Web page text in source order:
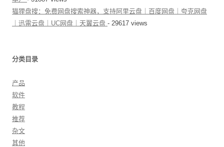
猫狸盘搜：免费网盘搜索神器，支持阿里云盘｜百度网盘｜夸克网盘
｜迅雷云盘｜UC网盘｜天翼云盘 - 29617 views
分类目录
产品
软件
教程
推荐
杂文
其他